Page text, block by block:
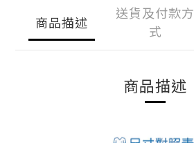
商品描述
送貨及付款方
式
商品描述